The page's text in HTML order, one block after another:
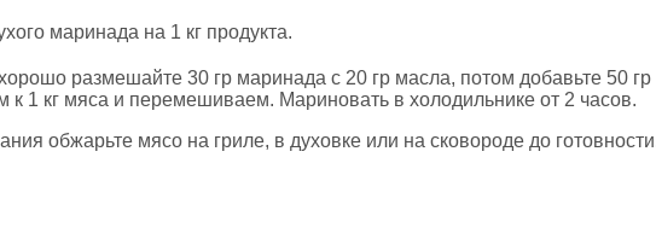
маринада на 1 кг продукта.
размешайте 30 гр маринада с 20 гр масла, потом добавьте 50
1 кг мяса и перемешиваем. Мариновать в холодильнике от 2 часов.
обжарьте мясо на гриле, в духовке или на сковороде до